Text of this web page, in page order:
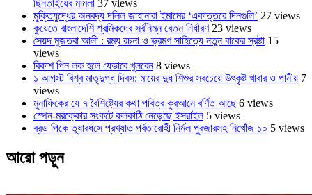
ছিনতাইয়ের মামলা 37 views
মুক্তিযুদ্ধের অনবদ্য দলিল জাহানারা ইমামের ‘একাত্তরে দিনগুলি’ 27 views
কুয়েতে বাংলাদেশি শ্রমিকদের সর্বনিম্ন বেতন নির্ধারণ 23 views
সৈয়দ মুজতবা আলী : রম্য রচনা ও ভ্রমণ সাহিত্যে নতুন বাকের স্রষ্টা 15
views
বিকাশ পিন লক হলে যেভাবে খুলবেন 8 views
১ আগস্ট বিশ্ব মাতৃদুগ্ধ দিবস: মায়ের দুধ শিশুর সবচেয়ে উৎকৃষ্ট খাবার ও পানীয় 7
views
মুনাফিকের যে ৭ বৈশিষ্ট্যের কথা পবিত্র কুরআনে বর্ণিত আছে 6 views
স্পেন-মরক্কোর সংকটে কলকাঠি নেড়েছে ইসরাইল 5 views
ব্রড পিকে তুষারধসে প্রখ্যাত পর্বতারোহী নির্মল ‍পুরজারসহ নিখোঁজ ১০ 5 views
আরো পড়ুন